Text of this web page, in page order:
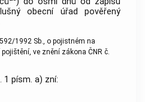
obecní úřad pověřený
1992 Sb., o pojistném na
ve znění zákona ČNR č.
1 písm. a) zní: